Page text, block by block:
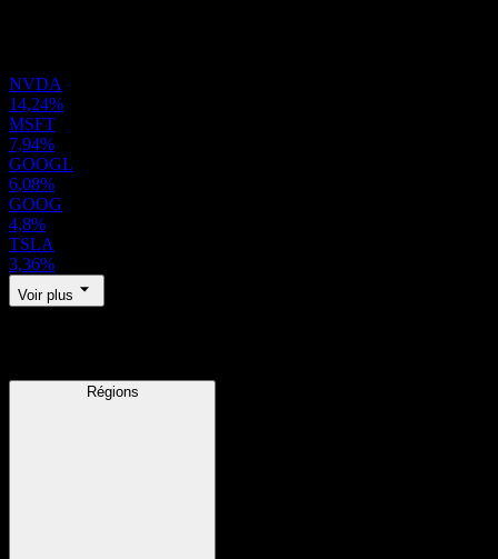
NVDA
14,24%
MSFT
7,94%
GOOGL
6,08%
GOOG
4,8%
TSLA
3,36%
Voir plus
Régions